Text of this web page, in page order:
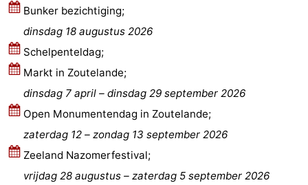
Bruinisse
-
Natuur
Oosterschelde
-
Burgh
Haamstede
-
Natuur
Walcheren
Bunker bezichtiging;
dinsdag 18 augustus 2026
Schelpenteldag;
Markt in Zoutelande;
dinsdag 7 april – dinsdag 29 september 2026
Open Monumentendag in Zoutelande;
zaterdag 12 – zondag 13 september 2026
Zeeland Nazomerfestival;
vrijdag 28 augustus – zaterdag 5 september 2026